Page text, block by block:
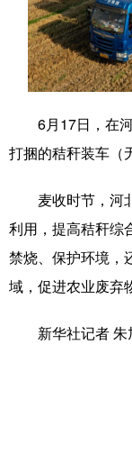
法律
食品
文化产业
地方频道
6月17日，在河
打捆的秸秆装车（
麦收时节，河北
利用，提高秸秆综
禁烧、保护环境，
域，促进农业废弃
新华社记者 朱